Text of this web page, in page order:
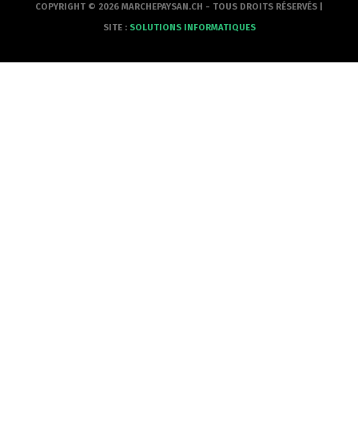
COPYRIGHT © 2026 MARCHEPAYSAN.CH - TOUS DROITS RÉSERVÉS |
SITE : SOLUTIONS INFORMATIQUES